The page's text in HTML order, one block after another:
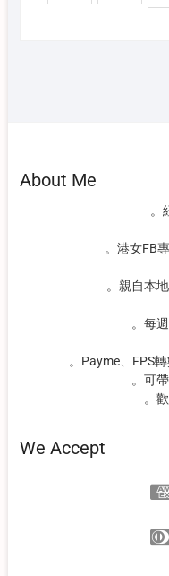
About Me
。
。港女FB
。親自本
。每
。Payme、FPS
。可
。
We Accept